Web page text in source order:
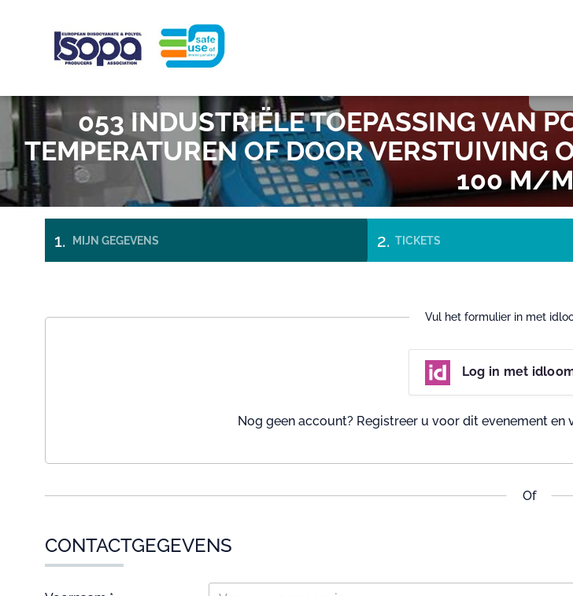
ISOPA-AISBL
053 INDUSTRIËLE TOEPASSING VAN
TEMPERATUREN OF DOOR VERSTUIVING
100 M/
MIJN GEGEVENS TICKETS
Vul het formulier in met
Log in met
Nog geen account? Registreer u voor dit evenement
Of
CONTACTGEGEVENS
OK